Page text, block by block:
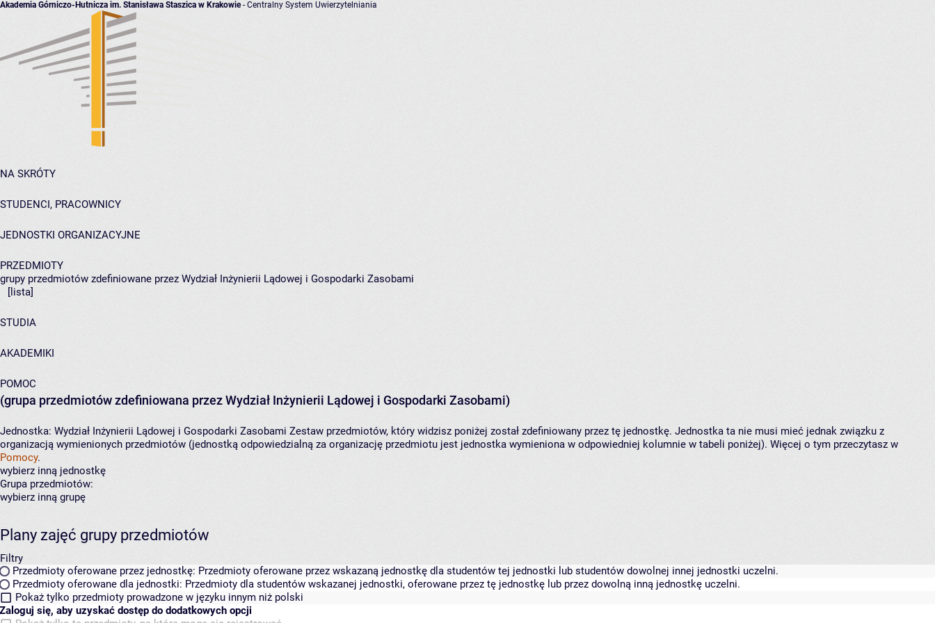
Akademia Górniczo-Hutnicza im. Stanisława Staszica w Krakowie- Centralny System Uwierzytelniania
NA SKRÓTY
STUDENCI, PRACOWNICY
JEDNOSTKI ORGANIZACYJNE
PRZEDMIOTY
grupy przedmiotów zdefiniowane przez Wydział Inżynierii Lądowej i Gospodarki Zasobami
[lista]
STUDIA
AKADEMIKI
POMOC
(grupa przedmiotów zdefiniowana przez Wydział Inżynierii Lądowej i Gospodarki Zasobami)
Jednostka: Wydział Inżynierii Lądowej i Gospodarki Zasobami Zestaw przedmiotów, który widzisz poniżej został zdefiniowany przez tę jednostkę. Jednostka ta nie musi mieć jednak związku z
organizacją wymienionych przedmiotów (jednostką odpowiedzialną za organizację przedmiotu jest jednostka wymieniona w odpowiedniej kolumnie w tabeli poniżej). Więcej o tym przeczytasz w
Pomocy.
wybierz inną jednostkę
Grupa przedmiotów:
wybierz inną grupę
Plany zajęć grupy przedmiotów
Filtry
Przedmioty oferowane przez jednostkę: Przedmioty oferowane przez wskazaną jednostkę dla studentów tej jednostki lub studentów dowolnej innej jednostki uczelni.
Przedmioty oferowane dla jednostki: Przedmioty dla studentów wskazanej jednostki, oferowane przez tę jednostkę lub przez dowolną inną jednostkę uczelni.
Pokaż tylko przedmioty prowadzone w języku innym niż polski
Zaloguj się, aby uzyskać dostęp do dodatkowych opcji